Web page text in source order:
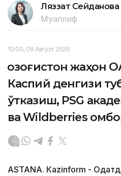
Ляззат Сейданова
Муаллиф
10:00, 08 Август 2026
Қозоғистон жаҳон
Каспий денгизи
ўтказиш, PSG
ва Wildberries
ASTANА. Кazinform -